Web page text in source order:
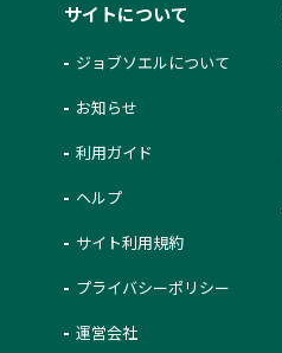
サイトについて
ジョブソエルについて
お知らせ
利用ガイド
ヘルプ
サイト利用規約
プライバシーポリシー
運営会社